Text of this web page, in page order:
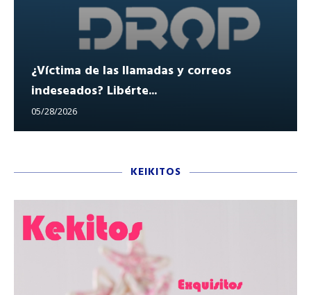
¿Víctima de las llamadas y correos
indeseados? Libérte...
05/28/2026
KEIKITOS